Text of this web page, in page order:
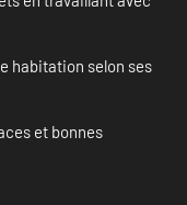
habitation selon ses
et bonnes